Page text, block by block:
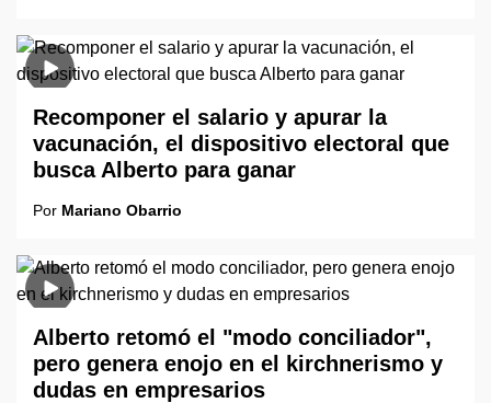
Recomponer el salario y apurar la
vacunación, el dispositivo electoral que
busca Alberto para ganar
Por Mariano Obarrio
Alberto retomó el "modo conciliador",
pero genera enojo en el kirchnerismo y
dudas en empresarios